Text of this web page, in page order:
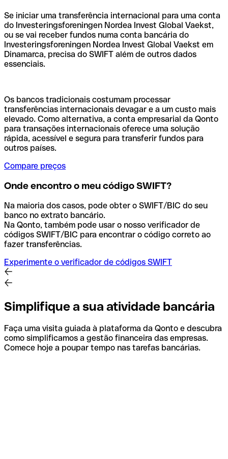
Se iniciar uma transferência internacional para uma conta
do Investeringsforeningen Nordea Invest Global Vaekst,
ou se vai receber fundos numa conta bancária do
Investeringsforeningen Nordea Invest Global Vaekst em
Dinamarca, precisa do SWIFT além de outros dados
essenciais.
Os bancos tradicionais costumam processar
transferências internacionais devagar e a um custo mais
elevado. Como alternativa, a conta empresarial da Qonto
para transações internacionais oferece uma solução
rápida, acessível e segura para transferir fundos para
outros países.
Compare preços
Onde encontro o meu código SWIFT?
Na maioria dos casos, pode obter o SWIFT/BIC do seu
banco no extrato bancário.
Na Qonto, também pode usar o nosso verificador de
códigos SWIFT/BIC para encontrar o código correto ao
fazer transferências.
Experimente o verificador de códigos SWIFT
Simplifique a sua atividade bancária
Faça uma visita guiada à plataforma da Qonto e descubra
como simplificamos a gestão financeira das empresas.
Comece hoje a poupar tempo nas tarefas bancárias.